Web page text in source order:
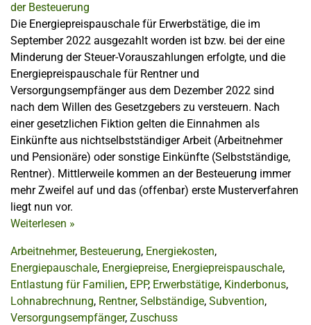
Die Energiepreispauschale für Erwerbstätige, die im
September 2022 ausgezahlt worden ist bzw. bei der eine
Minderung der Steuer-Vorauszahlungen erfolgte, und die
Energiepreispauschale für Rentner und
Versorgungsempfänger aus dem Dezember 2022 sind
nach dem Willen des Gesetzgebers zu versteuern. Nach
einer gesetzlichen Fiktion gelten die Einnahmen als
Einkünfte aus nichtselbstständiger Arbeit (Arbeitnehmer
und Pensionäre) oder sonstige Einkünfte (Selbstständige,
Rentner). Mittlerweile kommen an der Besteuerung immer
mehr Zweifel auf und das (offenbar) erste Musterverfahren
liegt nun vor.
Weiterlesen »
Arbeitnehmer, Besteuerung, Energiekosten,
Energiepauschale, Energiepreise, Energiepreispauschale,
Entlastung für Familien, EPP, Erwerbstätige, Kinderbonus,
Lohnabrechnung, Rentner, Selbständige, Subvention,
Versorgungsempfänger, Zuschuss